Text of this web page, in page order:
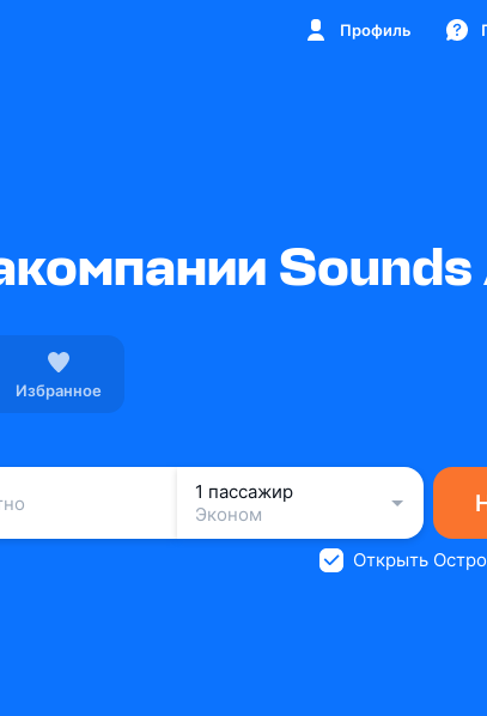
Профиль
Избранное
1 пассажир
Эконом
Открыть